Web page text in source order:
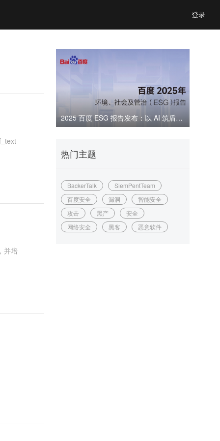
登录
2025 百度 ESG 报告发布：以 AI 筑盾，共建可信数字生态
热门主题
BackerTalk
SiemPentTeam
百度安全
漏洞
智能安全
攻击
黑产
安全
网络安全
黑客 恶意软件
并培